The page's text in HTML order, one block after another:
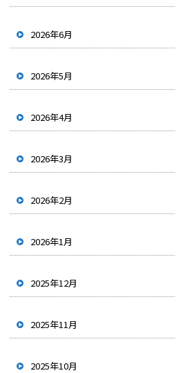
2026年6月
2026年5月
2026年4月
2026年3月
2026年2月
2026年1月
2025年12月
2025年11月
2025年10月